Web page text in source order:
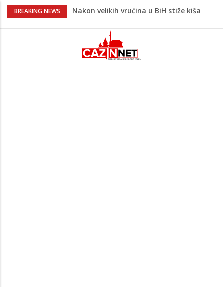
BREAKING NEWS
Nakon velikih vrućina u BiH stiže kiša
zapošljavanje i očuvanje radnih mjesta
Dok Evropa ostavlja cigarete, Hrvati
puše sve više: Treći su u cijeloj EU